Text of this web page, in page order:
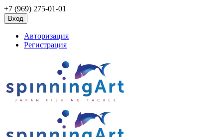
+7 (969) 275-01-01
Вход
Авторизация
Регистрация